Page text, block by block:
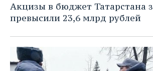
Акцизы в бюджет Татарстана
превысили 23,6 млрд рублей